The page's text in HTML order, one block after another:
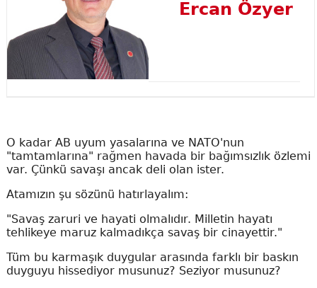
Ercan Özyer
O kadar AB uyum yasalarına ve NATO'nun
"tamtamlarına" rağmen havada bir bağımsızlık özlemi
var. Çünkü savaşı ancak deli olan ister.
Atamızın şu sözünü hatırlayalım:
"Savaş zaruri ve hayati olmalıdır. Milletin hayatı
tehlikeye maruz kalmadıkça savaş bir cinayettir."
Tüm bu karmaşık duygular arasında farklı bir baskın
duyguyu hissediyor musunuz? Seziyor musunuz?